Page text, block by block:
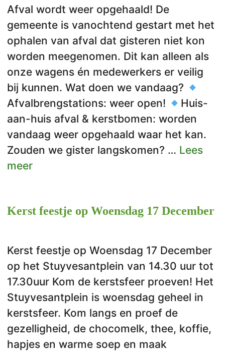
Afval wordt weer opgehaald! De
gemeente is vanochtend gestart met het
ophalen van afval dat gisteren niet kon
worden meegenomen. Dit kan alleen als
onze wagens én medewerkers er veilig
bij kunnen. Wat doen we vandaag?
Afvalbrengstations: weer open!
Huis-
aan-huis afval & kerstbomen: worden
vandaag weer opgehaald waar het kan.
Zouden we gister langskomen? … Lees
meer
Kerst feestje op Woensdag 17 December
Kerst feestje op Woensdag 17 December
op het Stuyvesantplein van 14.30 uur tot
17.30uur Kom de kerstsfeer proeven! Het
Stuyvesantplein is woensdag geheel in
kerstsfeer. Kom langs en proef de
gezelligheid, de chocomelk, thee, koffie,
hapjes en warme soep en maak